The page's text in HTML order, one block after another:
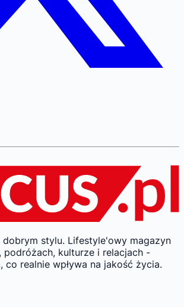
dobrym stylu. Lifestyle'owy magazyn
podróżach, kulturze i relacjach -
co realnie wpływa na jakość życia.